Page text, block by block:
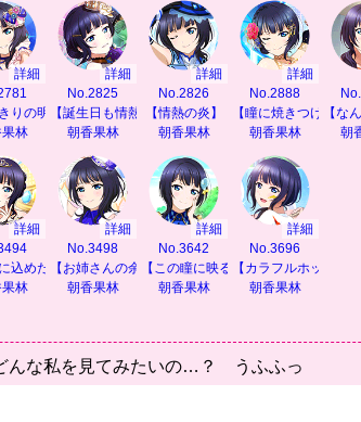
詳細
りの明日へ】
林
詳細
No.2825
【誕生日も情熱的に】
朝香果林
詳細
No.2826
【情熱の炎】
朝香果林
詳細
No.2888
【瞳に焼きつけて】
朝香果林
【な
朝
詳細
込めた願い】
林
詳細
No.3498
【お姉さんの余裕】
朝香果林
詳細
No.3642
【この瞳に映るもの】
朝香果林
詳細
No.3696
【カラフルホッパー】
朝香果林
んな私を見てみたいの…？ うふふっ